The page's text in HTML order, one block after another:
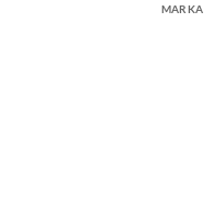
MARKA